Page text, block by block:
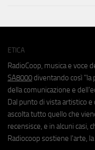
ETICA
RadioCoop, musica e voce
SA8000 diventando così "la
della comunicazione e
Dal punto di vista artistico
ascolta tutto quello che
recensisce, e in alcuni casi,
Radiocoop sostiene l'arte,